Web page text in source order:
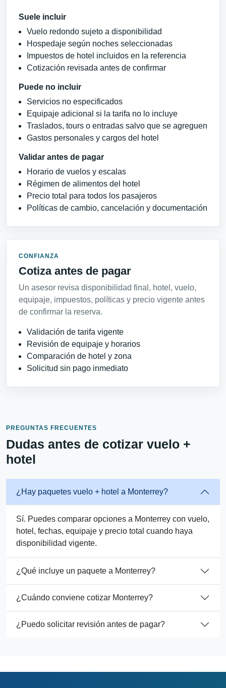
Suele incluir
Vuelo redondo sujeto a disponibilidad
Hospedaje según noches seleccionadas
Impuestos de hotel incluidos en la referencia
Cotización revisada antes de confirmar
Puede no incluir
Servicios no especificados
Equipaje adicional si la tarifa no lo incluye
Traslados, tours o entradas salvo que se agreguen
Gastos personales y cargos del hotel
Validar antes de pagar
Horario de vuelos y escalas
Régimen de alimentos del hotel
Precio total para todos los pasajeros
Políticas de cambio, cancelación y documentación
CONFIANZA
Cotiza antes de pagar
Un asesor revisa disponibilidad final, hotel, vuelo,
equipaje, impuestos, políticas y precio vigente antes
de confirmar la reserva.
Validación de tarifa vigente
Revisión de equipaje y horarios
Comparación de hotel y zona
Solicitud sin pago inmediato
PREGUNTAS FRECUENTES
Dudas antes de cotizar vuelo +
hotel
¿Hay paquetes vuelo + hotel a Monterrey?
Sí. Puedes comparar opciones a Monterrey con vuelo,
hotel, fechas, equipaje y precio total cuando haya
disponibilidad vigente.
¿Qué incluye un paquete a Monterrey?
¿Cuándo conviene cotizar Monterrey?
¿Puedo solicitar revisión antes de pagar?